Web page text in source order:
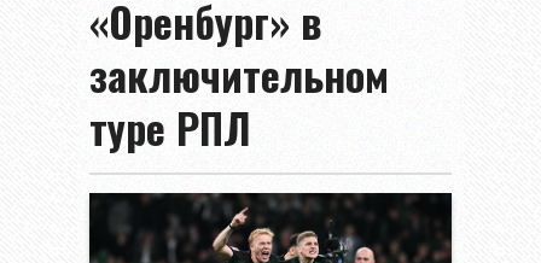
«Оренбург» в
заключительном
туре РПЛ